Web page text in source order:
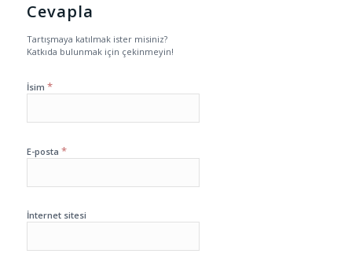
Cevapla
Tartışmaya katılmak ister misiniz?
Katkıda bulunmak için çekinmeyin!
İsim *
E-posta *
İnternet sitesi